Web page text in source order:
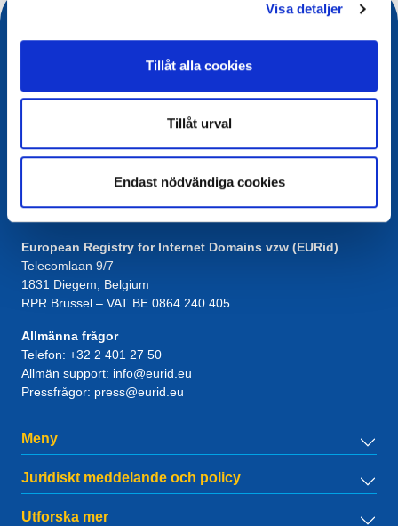
Visa detaljer
Tillåt alla cookies
Tillåt urval
Endast nödvändiga cookies
European Registry for Internet Domains vzw (EURid)
Telecomlaan 9/7
1831 Diegem , Belgium
RPR Brussel – VAT BE 0864.240.405
Allmänna frågor
Telefon: +32 2 401 27 50
Allmän support: info@eurid.eu
Pressfrågor: press@eurid.eu
Meny
Juridiskt meddelande och policy
Utforska mer